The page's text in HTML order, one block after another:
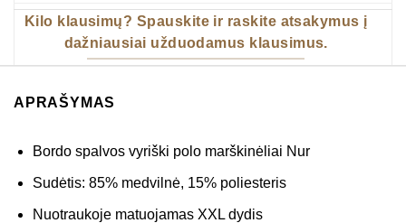
Kilo klausimų? Spauskite ir raskite atsakymus į
dažniausiai užduodamus klausimus.
APRAŠYMAS
Bordo spalvos vyriški polo marškinėliai Nur
Sudėtis: 85% medvilnė, 15% poliesteris
Nuotraukoje matuojamas XXL dydis